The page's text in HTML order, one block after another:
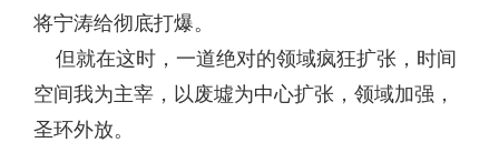
将宁涛给彻底打爆。
但就在这时，一道绝对的领域疯狂扩张，时间
空间我为主宰，以废墟为中心扩张，领域加强，
圣环外放。